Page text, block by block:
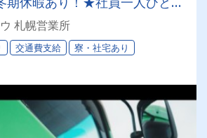
34年設立の安定企業！＜未経験
ライバー＞
札幌営業所
交通費支給
寮・社宅あり